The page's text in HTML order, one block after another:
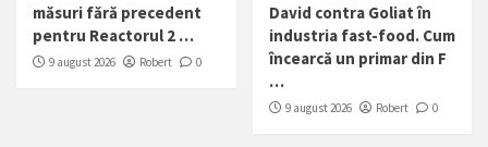
măsuri fără precedent
pentru Reactorul 2 …
9 august 2026 Robert 0
David contra Goliat în
industria fast-food. Cum
încearcă un primar din F
…
9 august 2026 Robert 0